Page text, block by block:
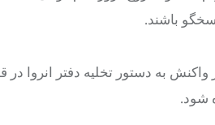
باشند.
واکنش به دستور تخلیه دفتر انروا در
شود.